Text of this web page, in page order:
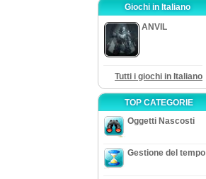
Giochi in Italiano
ANVIL
Tutti i giochi in Italiano
TOP CATEGORIE
Oggetti Nascosti
Gestione del tempo